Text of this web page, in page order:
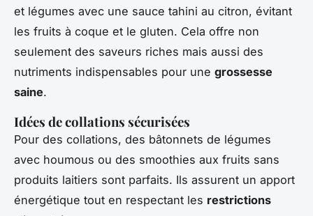
et légumes avec une sauce tahini au citron, évitant
les fruits à coque et le gluten. Cela offre non
seulement des saveurs riches mais aussi des
nutriments indispensables pour une grossesse
saine.
Idées de collations sécurisées
Pour des collations, des bâtonnets de légumes
avec houmous ou des smoothies aux fruits sans
produits laitiers sont parfaits. Ils assurent un apport
énergétique tout en respectant les restrictions